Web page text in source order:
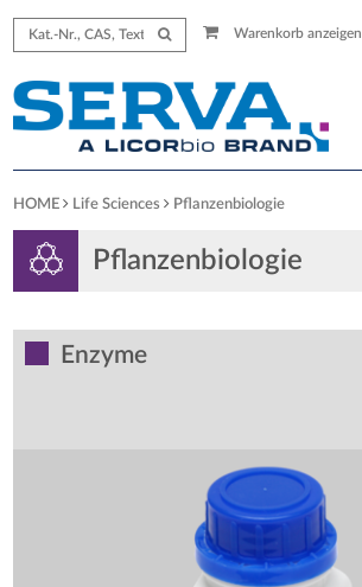
Warenkorb anzeigen
HOME Life Sciences Pflanzenbiologie
Pflanzenbiologie
Enzyme